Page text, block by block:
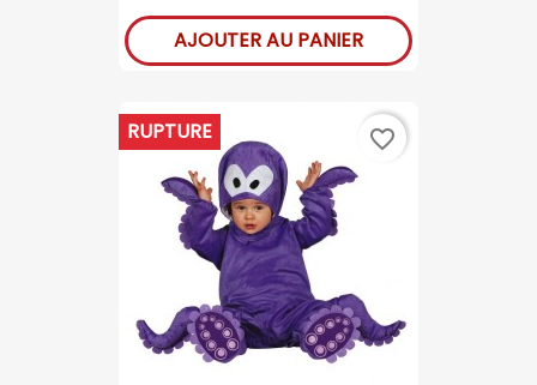
AJOUTER AU PANIER
RUPTURE favorite_border